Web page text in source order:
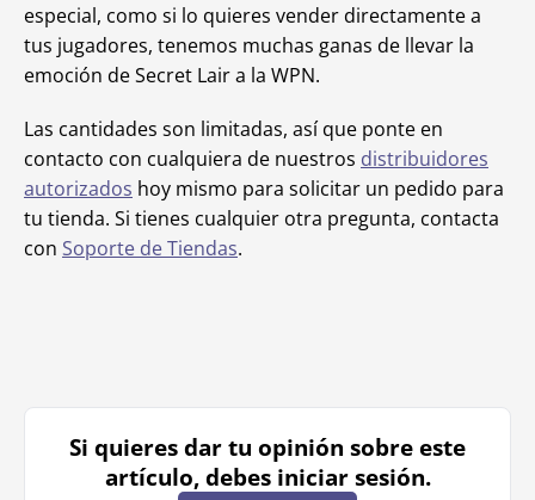
especial, como si lo quieres vender directamente a
tus jugadores, tenemos muchas ganas de llevar la
emoción de Secret Lair a la WPN.
Las cantidades son limitadas, así que ponte en
contacto con cualquiera de nuestros distribuidores
autorizados hoy mismo para solicitar un pedido para
tu tienda. Si tienes cualquier otra pregunta, contacta
con Soporte de Tiendas.
Si quieres dar tu opinión sobre este
artículo, debes iniciar sesión.